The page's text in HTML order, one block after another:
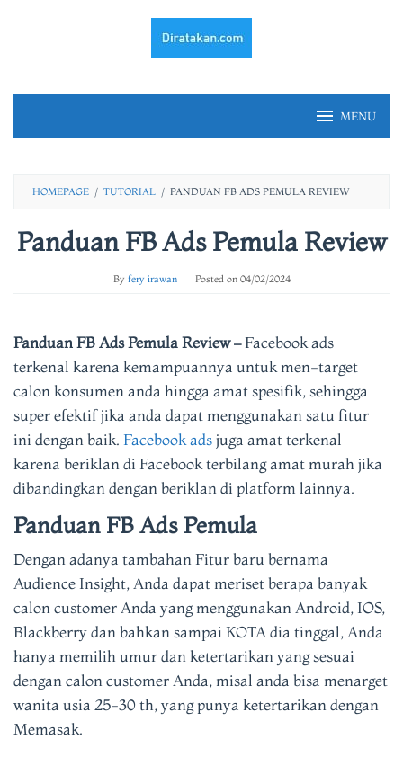
MENU
HOMEPAGE / TUTORIAL / PANDUAN FB ADS PEMULA REVIEW
Panduan FB Ads Pemula Review
By fery irawan Posted on 04/02/2024
Panduan FB Ads Pemula Review –Facebook ads
terkenal karena kemampuannya untuk men-target
calon konsumen anda hingga amat spesifik, sehingga
super efektif jika anda dapat menggunakan satu fitur
ini dengan baik. Facebook adsjuga amat terkenal
karena beriklan di Facebook terbilang amat murah jika
dibandingkan dengan beriklan di platform lainnya.
Panduan FB Ads Pemula
Dengan adanya tambahan Fitur baru bernama
Audience Insight, Anda dapat meriset berapa banyak
calon customer Anda yang menggunakan Android, IOS,
Blackberry dan bahkan sampai KOTA dia tinggal, Anda
hanya memilih umur dan ketertarikan yang sesuai
dengan calon customer Anda, misal anda bisa menarget
wanita usia 25-30 th, yang punya ketertarikan dengan
Memasak.